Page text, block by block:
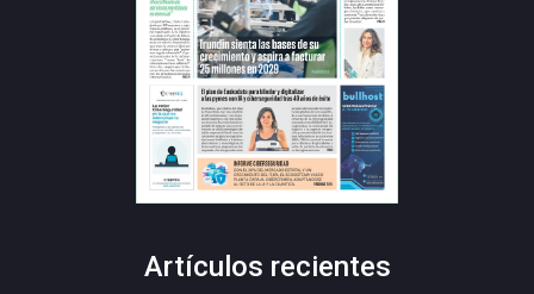
Artículos recientes